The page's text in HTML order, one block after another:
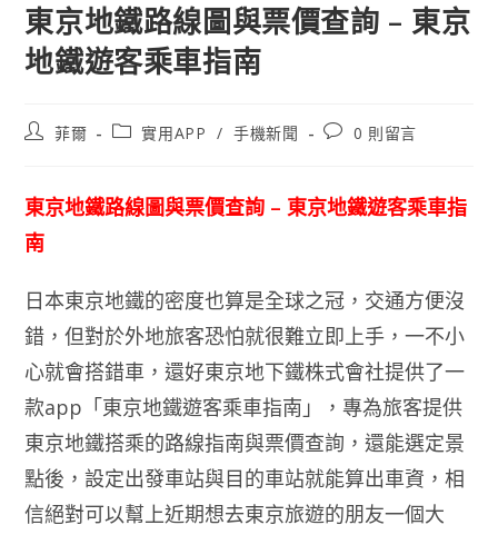
東京地鐵路線圖與票價查詢 – 東京
地鐵遊客乘車指南
文
者:
菲爾
文
別:
實用APP / 手機新聞
文
論：
0 則留言
東京地鐵路線圖與票價查詢 – 東京地鐵遊客乘車指
南
日本東京地鐵的密度也算是全球之冠，交通方便沒
錯，但對於外地旅客恐怕就很難立即上手，一不小
心就會搭錯車，還好東京地下鐵株式會社提供了一
款app「東京地鐵遊客乘車指南」，專為旅客提供
東京地鐵搭乘的路線指南與票價查詢，還能選定景
點後，設定出發車站與目的車站就能算出車資，相
信絕對可以幫上近期想去東京旅遊的朋友一個大